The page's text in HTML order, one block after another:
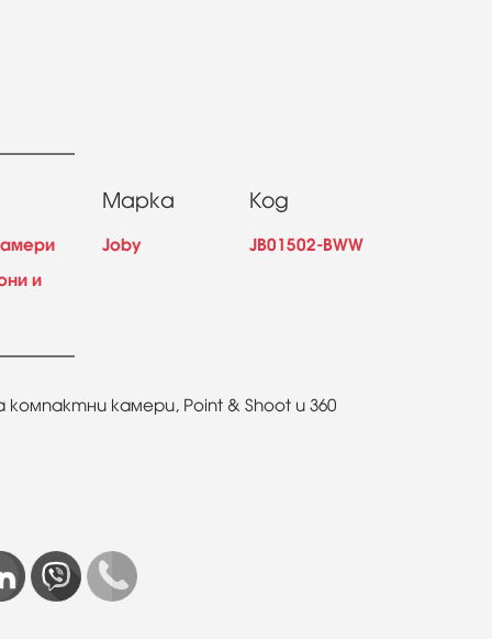
и
Марка
Joby
Код
JB01502-BWW
камери, Point & Shoot и 360